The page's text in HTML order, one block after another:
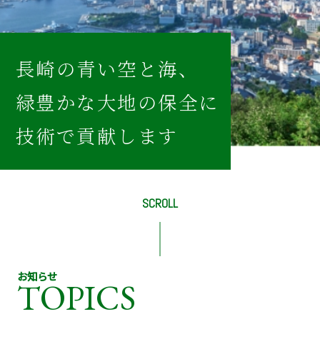
長崎の青い空 と 海、
緑豊かな大地の保全に
技術で貢献します
SCROLL
お知らせ
TOPICS